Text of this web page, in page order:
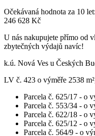
Očekávaná hodnota za 10 let:
246 628 Kč
U nás nakupujete přímo od
zbytečných výdajů navíc!
k.ú. Nová Ves u Českých
LV č. 423 o výměře 2538
Parcela č. 625/17 - o
Parcela č. 553/34 - o
Parcela č. 622/18 - o
Parcela č. 625/12 - o
Parcela č. 564/9 - o